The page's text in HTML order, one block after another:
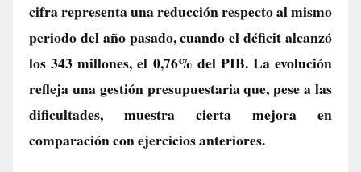
cifra representa una reducción respecto al mismo
periodo del año pasado, cuando el déficit alcanzó
los 343 millones, el 0,76% del PIB. La evolución
refleja una gestión presupuestaria que, pese a las
dificultades, muestra cierta mejora en
comparación con ejercicios anteriores.